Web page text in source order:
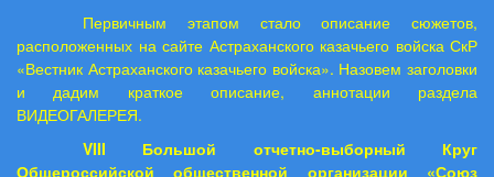
Первичным этапом стало описание сюжетов,
расположенных на сайте Астраханского казачьего войска СкР
«Вестник Астраханского казачьего войска». Назовем заголовки
и дадим краткое описание, аннотации раздела
ВИДЕОГАЛЕРЕЯ.
VIII Большой отчетно-выборный Круг
Общероссийской общественной организации «Союз